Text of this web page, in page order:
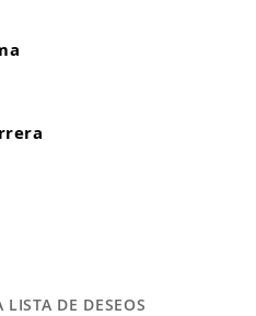
DE DESEOS